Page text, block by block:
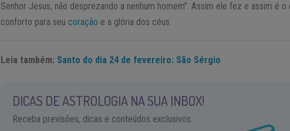
Senhor Jesus, não desprezando a nenhum homem”. Assim ele fez e assim é
conforto para seucoração e a glória dos céus.
Leia também: Santo do dia 24 de fevereiro: São Sérgio
DICAS DE ASTROLOGIA NA SUA INBOX!
Receba previsões, dicas e conteúdos exclusivos.